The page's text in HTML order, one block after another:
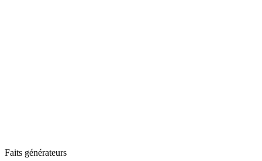
Faits générateurs